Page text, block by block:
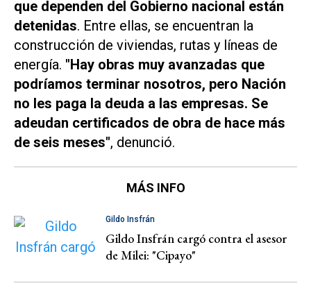
que dependen del Gobierno nacional están
detenidas. Entre ellas, se encuentran la
construcción de viviendas, rutas y líneas de
energía. "Hay obras muy avanzadas que
podríamos terminar nosotros, pero Nación
no les paga la deuda a las empresas. Se
adeudan certificados de obra de hace más
de seis meses", denunció.
MÁS INFO
Gildo Insfrán
Gildo Insfrán cargó contra el asesor
de Milei: "Cipayo"